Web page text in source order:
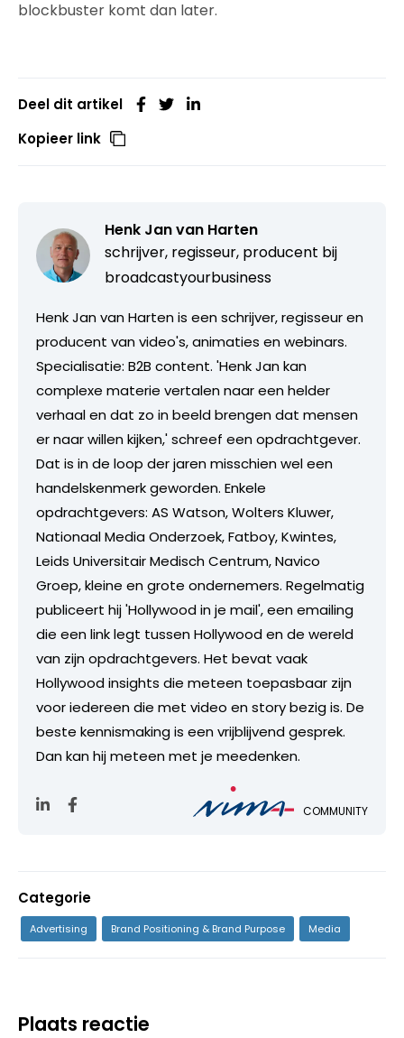
blockbuster komt dan later.
Deel dit artikel
Kopieer link
Henk Jan van Harten
schrijver, regisseur, producent bij
broadcastyourbusiness
Henk Jan van Harten is een schrijver, regisseur en
producent van video's, animaties en webinars.
Specialisatie: B2B content. 'Henk Jan kan
complexe materie vertalen naar een helder
verhaal en dat zo in beeld brengen dat mensen
er naar willen kijken,' schreef een opdrachtgever.
Dat is in de loop der jaren misschien wel een
handelskenmerk geworden. Enkele
opdrachtgevers: AS Watson, Wolters Kluwer,
Nationaal Media Onderzoek, Fatboy, Kwintes,
Leids Universitair Medisch Centrum, Navico
Groep, kleine en grote ondernemers. Regelmatig
publiceert hij 'Hollywood in je mail', een emailing
die een link legt tussen Hollywood en de wereld
van zijn opdrachtgevers. Het bevat vaak
Hollywood insights die meteen toepasbaar zijn
voor iedereen die met video en story bezig is. De
beste kennismaking is een vrijblijvend gesprek.
Dan kan hij meteen met je meedenken.
COMMUNITY
Categorie
Advertising Brand Positioning & Brand Purpose Media
Plaats reactie